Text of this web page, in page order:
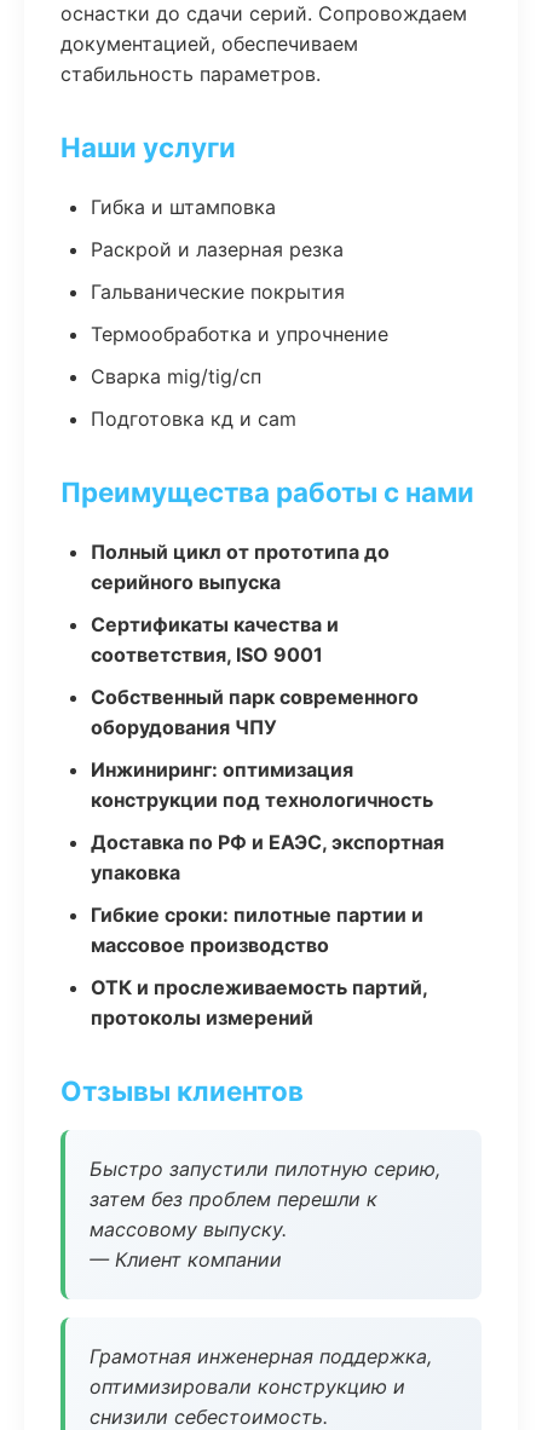
оснастки до сдачи серий. Сопровождаем
документацией, обеспечиваем
стабильность параметров.
Наши услуги
Гибка и штамповка
Раскрой и лазерная резка
Гальванические покрытия
Термообработка и упрочнение
Сварка mig/tig/сп
Подготовка кд и cam
Преимущества работы с нами
Полный цикл от прототипа до
серийного выпуска
Сертификаты качества и
соответствия, ISO 9001
Собственный парк современного
оборудования ЧПУ
Инжиниринг: оптимизация
конструкции под технологичность
Доставка по РФ и ЕАЭС, экспортная
упаковка
Гибкие сроки: пилотные партии и
массовое производство
ОТК и прослеживаемость партий,
протоколы измерений
Отзывы клиентов
Быстро запустили пилотную серию,
затем без проблем перешли к
массовому выпуску.
— Клиент компании
Грамотная инженерная поддержка,
оптимизировали конструкцию и
снизили себестоимость.